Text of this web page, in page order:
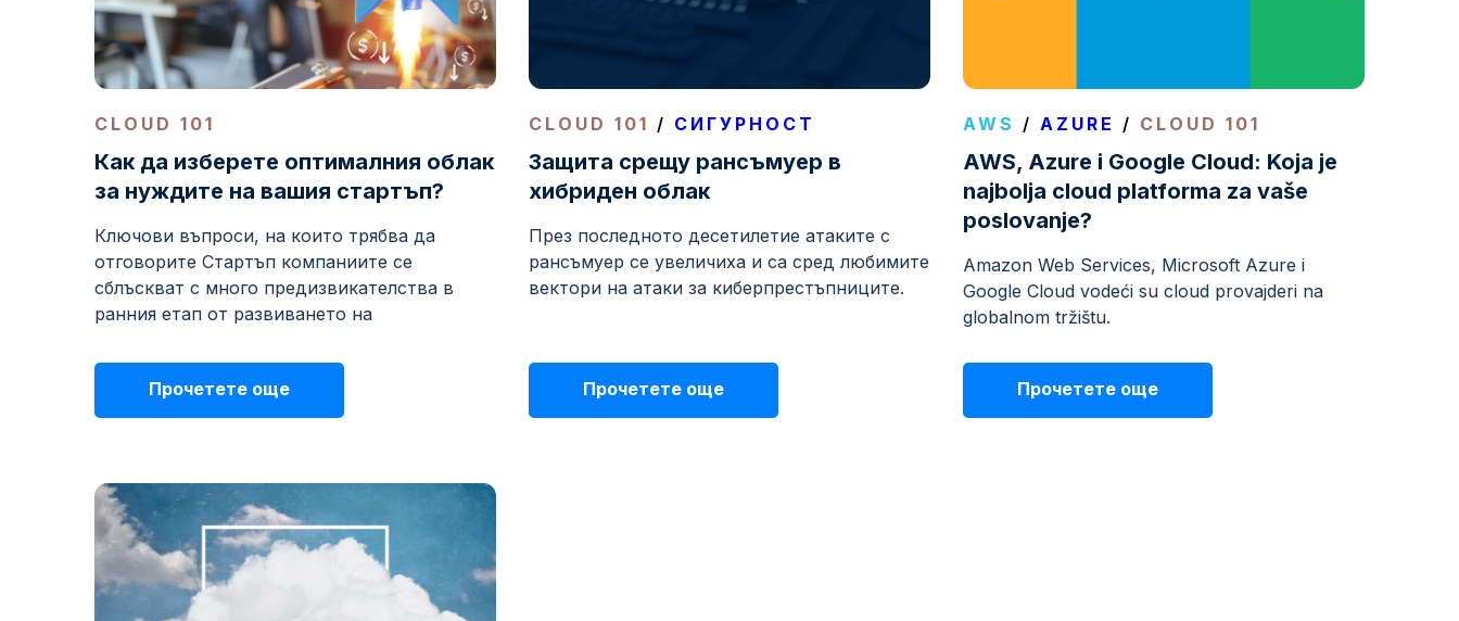
CLOUD 101
Как да изберете оптималния облак
за нуждите на вашия стартъп?
Ключови въпроси, на които трябва да
отговорите Стартъп компаниите се
сблъскват с много предизвикателства в
ранния етап от развиването на
Прочетете още
CLOUD 101 / СИГУРНОСТ
Защита срещу рансъмуер в
хибриден облак
През последното десетилетие атаките с
рансъмуер се увеличиха и са сред любимите
вектори на атаки за киберпрестъпниците.
Прочетете още
AWS / AZURE / CLOUD 101
AWS, Azure i Google Cloud: Koja je
najbolja cloud platforma za vaše
poslovanje?
Amazon Web Services, Microsoft Azure i
Google Cloud vodeći su cloud provajderi na
globalnom tržištu.
Прочетете още